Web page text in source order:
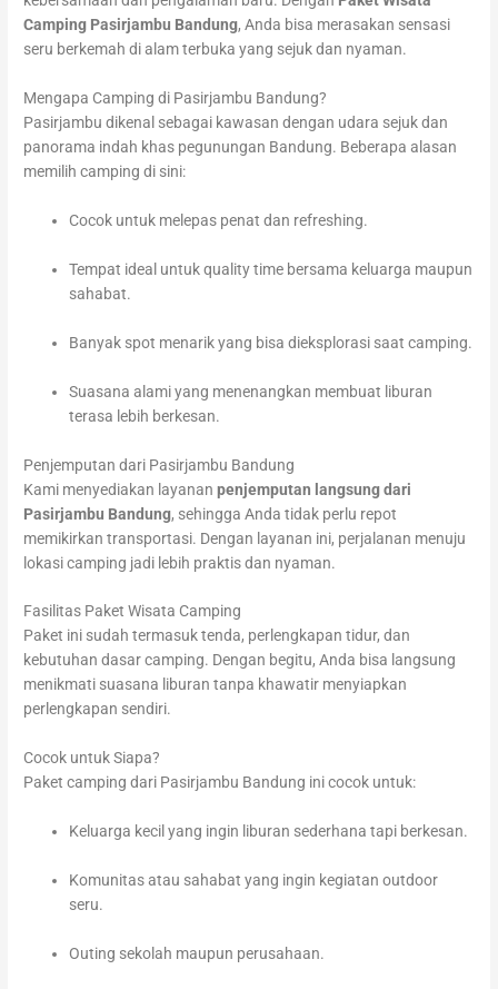
Camping Pasirjambu Bandung, Anda bisa merasakan sensasi
seru berkemah di alam terbuka yang sejuk dan nyaman.
Mengapa Camping di Pasirjambu Bandung?
Pasirjambu dikenal sebagai kawasan dengan udara sejuk dan
panorama indah khas pegunungan Bandung. Beberapa alasan
memilih camping di sini:
Cocok untuk melepas penat dan refreshing.
Tempat ideal untuk quality time bersama keluarga maupun
sahabat.
Banyak spot menarik yang bisa dieksplorasi saat camping.
Suasana alami yang menenangkan membuat liburan
terasa lebih berkesan.
Penjemputan dari Pasirjambu Bandung
Kami menyediakan layananpenjemputan langsung dari
Pasirjambu Bandung, sehingga Anda tidak perlu repot
memikirkan transportasi. Dengan layanan ini, perjalanan menuju
lokasi camping jadi lebih praktis dan nyaman.
Fasilitas Paket Wisata Camping
Paket ini sudah termasuk tenda, perlengkapan tidur, dan
kebutuhan dasar camping. Dengan begitu, Anda bisa langsung
menikmati suasana liburan tanpa khawatir menyiapkan
perlengkapan sendiri.
Cocok untuk Siapa?
Paket camping dari Pasirjambu Bandung ini cocok untuk:
Keluarga kecil yang ingin liburan sederhana tapi berkesan.
Komunitas atau sahabat yang ingin kegiatan outdoor
seru.
Outing sekolah maupun perusahaan.